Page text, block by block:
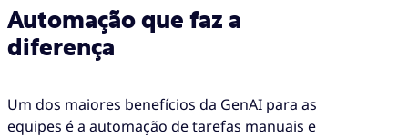
Automação que faz a
diferença
Um dos maiores benefícios da GenAI para as
equipes é a automação de tarefas manuais e